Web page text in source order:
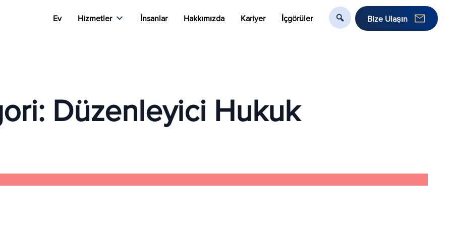
Ev Hizmetler İnsanlar Hakkımızda Kariyer İçgörüler Bize Ulaşın
Düzenleyici Hukuk